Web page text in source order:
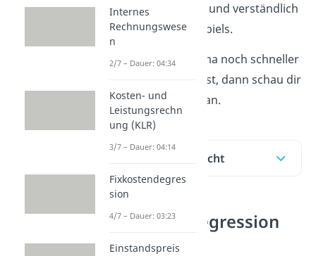
den Effekt einfach und verständlich
anhand eines Beispiels.
Wenn du das Thema noch schneller
verstehen möchtest, dann schau dir
dazu unser Video an.
Inhaltsübersicht
Fixkostendegression
Definition
Internes
Rechnungswese
n
2/7 – Dauer: 04:34
Kosten- und
Leistungsrechn
ung (KLR)
3/7 – Dauer: 04:14
Fixkostendegres
sion
4/7 – Dauer: 03:23
Einstandspreis